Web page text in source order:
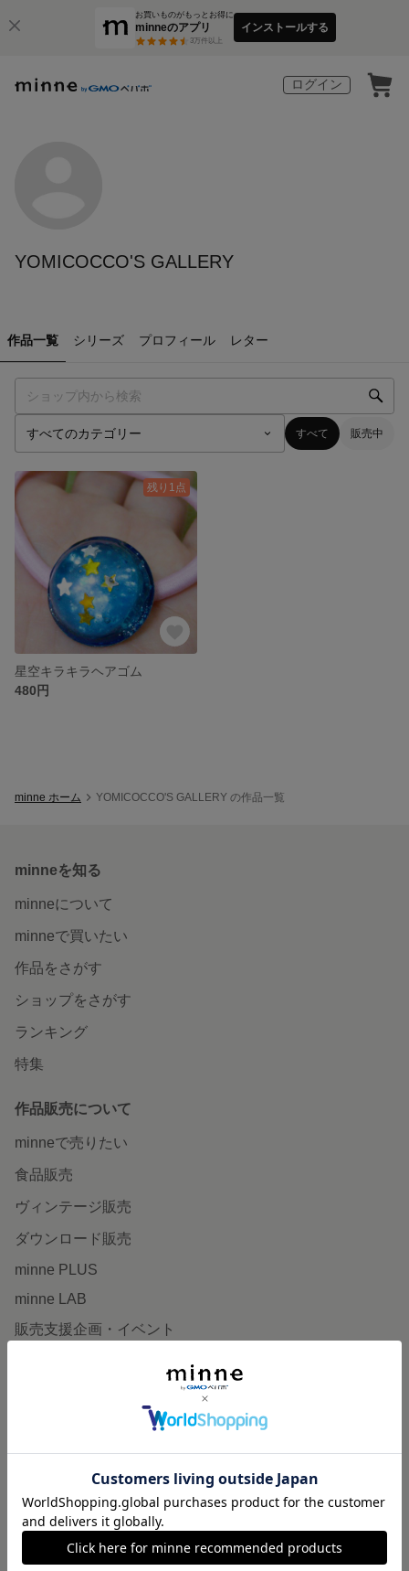
お買いものがもっとお得に
minneのアプリ
3万件以上
インストールする
ログイン
YOMICOCCO'S GALLERY
作品一覧 シリーズ プロフィール レター
すべて 販売中
残り1点
星空キラキラヘアゴム
480円
minne ホーム YOMICOCCO'S GALLERY の作品一覧
minneを知る
minneについて
minneで買いたい
作品をさがす
ショップをさがす
ランキング
特集
作品販売について
minneで売りたい
食品販売
ヴィンテージ販売
ダウンロード販売
minne PLUS
minne LAB
販売支援企画・イベント
minneとものづくりと
minneの本
企業の方へ